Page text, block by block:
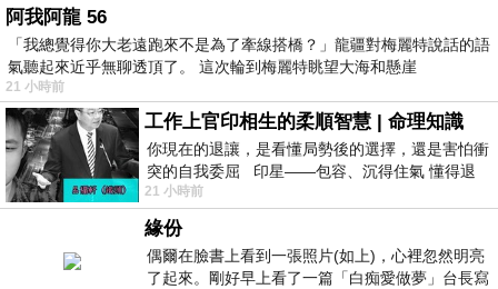
阿我阿龍 56
「我總覺得你大老遠跑來不是為了牽線搭橋？」龍疆對梅麗特說話的語
氣聽起來近乎無聊透頂了。 這次輪到梅麗特眺望大海和懸崖
21 小時前
工作上官印相生的柔順智慧 | 命理知識
你現在的退讓，是看懂局勢後的選擇，還是害怕衝
突的自我委屈 印星——包容、沉得住氣 懂得退
一步觀察，不會
21 小時前
緣份
偶爾在臉書上看到一張照片(如上)，心裡忽然明亮
了起來。剛好早上看了一篇「白痴愛做夢」台長寫